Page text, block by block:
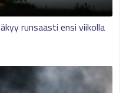
runsaasti ensi viikolla